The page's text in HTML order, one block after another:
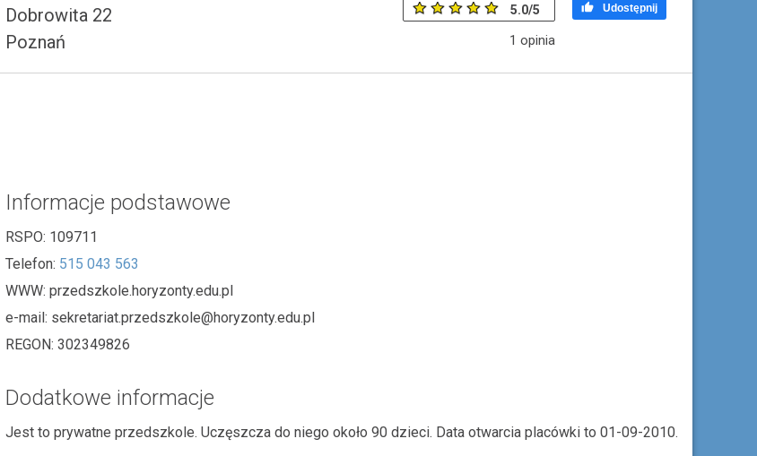
Dobrowita 22
Poznań
5.0/5
1 opinia
 Udostępnij
Informacje podstawowe
RSPO: 109711
Telefon: 515 043 563
WWW: przedszkole.horyzonty.edu.pl
e-mail: sekretariat.przedszkole@horyzonty.edu.pl
REGON: 302349826
Dodatkowe informacje
Jest to prywatne przedszkole. Uczęszcza do niego około 90 dzieci. Data otwarcia placówki to 01-09-2010.